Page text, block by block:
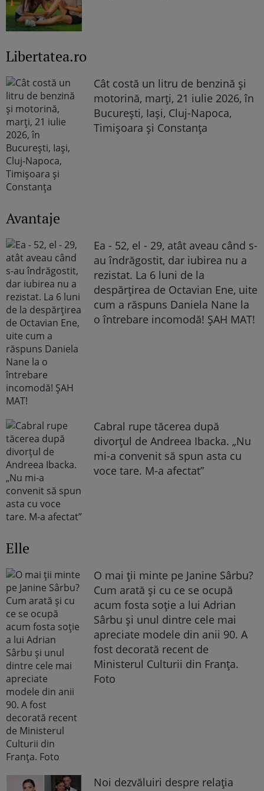
Libertatea.ro
Cât costă un litru de benzină și
motorină, marți, 21 iulie 2026, în
București, Iași, Cluj-Napoca,
Timișoara și Constanța
Avantaje
Ea - 52, el - 29, atât aveau când s-
au îndrăgostit, dar iubirea nu a
rezistat. La 6 luni de la
despărțirea de Octavian Ene, uite
cum a răspuns Daniela Nane la
o întrebare incomodă! ȘAH MAT!
Cabral rupe tăcerea după
divorțul de Andreea Ibacka. „Nu
mi-a convenit să spun asta cu
voce tare. M-a afectat”
Elle
O mai ții minte pe Janine Sârbu?
Cum arată și cu ce se ocupă
acum fosta soție a lui Adrian
Sârbu și unul dintre cele mai
apreciate modele din anii 90. A
fost decorată recent de
Ministerul Culturii din Franța.
Foto
Noi dezvăluiri despre relația